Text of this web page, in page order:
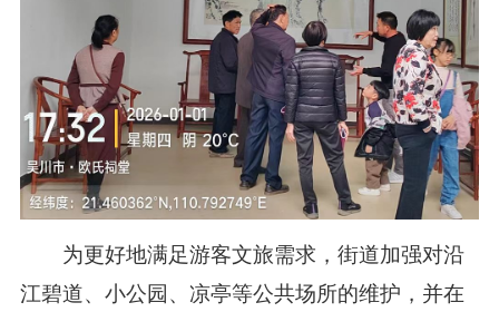
为更好地满足游客文旅需求，街道加强对沿
江碧道、小公园、凉亭等公共场所的维护，并在